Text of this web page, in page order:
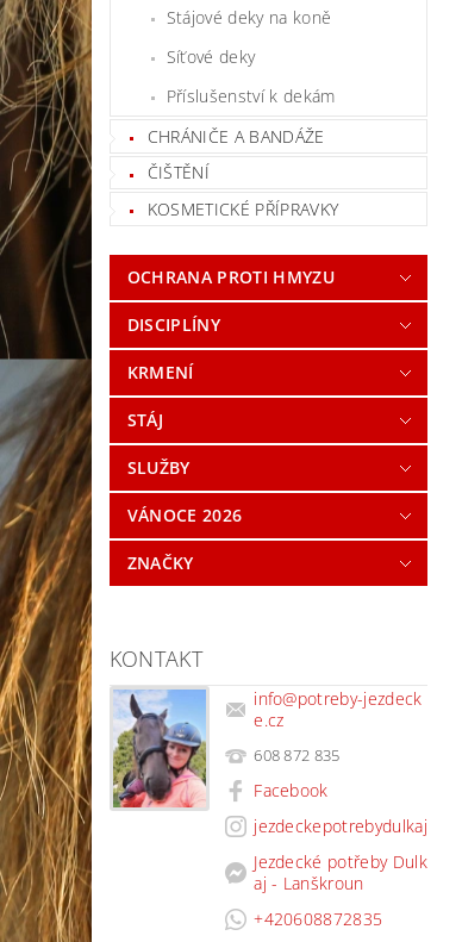
Stájové deky na koně
Síťové deky
Příslušenství k dekám
CHRÁNIČE A BANDÁŽE
ČIŠTĚNÍ
KOSMETICKÉ PŘÍPRAVKY
OCHRANA PROTI HMYZU
DISCIPLÍNY
KRMENÍ
STÁJ
SLUŽBY
VÁNOCE 2026
ZNAČKY
KONTAKT
info@potreby-jezdeck
e.cz
608 872 835
Facebook
jezdeckepotrebydulkaj
Jezdecké potřeby Dulk
aj - Lanškroun
+420608872835